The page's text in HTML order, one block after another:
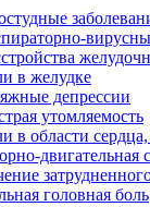
в желудке
депрессии
утомляемость
в области
двигательная
головная боль